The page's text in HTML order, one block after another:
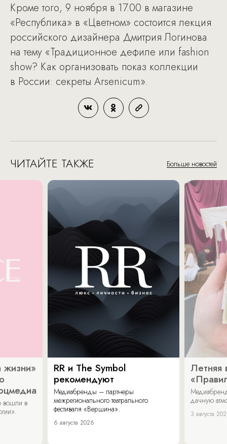
Кроме того, 9 ноября в 17.00 в магазине
«Республика» в «Цветном» состоится лекция
российского дизайнера Дмитрия Логинова
на тему «Традиционное дефиле или fashion
show? Как организовать показ коллекции
в России: секреты Arsenicum».
ЧИТАЙТЕ ТАКЖЕ Больше новостей
жизни»
вошли в
RR и The Symbol
рекомендуют
Медиабренды – партнеры
межрегионального театрального
фестиваля «Вершина».
6 августа 2026
Летняя
дачную
3 августа